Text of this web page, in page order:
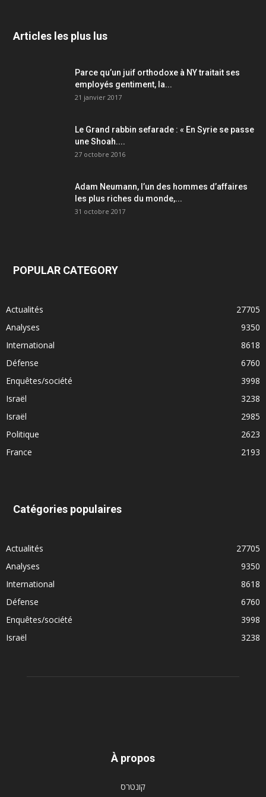
Articles les plus lus
Parce qu’un juif orthodoxe à NY traitait ses
employés gentiment, la...
21 janvier 2017
Le Grand rabbin sefarade : « En Syrie se passe
une Shoah....
27 octobre 2016
Adam Neumann, l’un des hommes d’affaires
les plus riches du monde,...
31 octobre 2017
POPULAR CATEGORY
Actualités
27705
Analyses
9350
International
8618
Défense
6760
Enquêtes/société
3998
Israël
3238
Israël
2985
Politique
2623
France
2193
Catégories populaires
Actualités
27705
Analyses
9350
International
8618
Défense
6760
Enquêtes/société
3998
Israël
3238
À propos
קונטרס